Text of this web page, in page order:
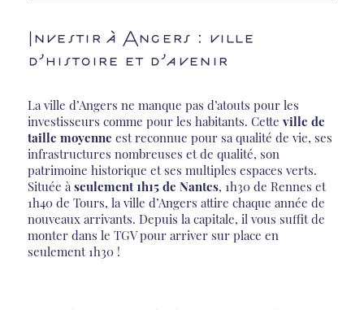
Investir à Angers : ville
d’histoire et d’avenir
La ville d’Angers ne manque pas d’atouts pour les
investisseurs comme pour les habitants. Cette ville de
taille moyenne est reconnue pour sa qualité de vie, ses
infrastructures nombreuses et de qualité, son
patrimoine historique et ses multiples espaces verts.
Située àseulement 1h15 de Nantes, 1h30 de Rennes et
1h40 de Tours, la ville d’Angers attire chaque année de
nouveaux arrivants. Depuis la capitale, il vous suffit de
monter dans le TGV pour arriver sur place en
seulement 1h30 !